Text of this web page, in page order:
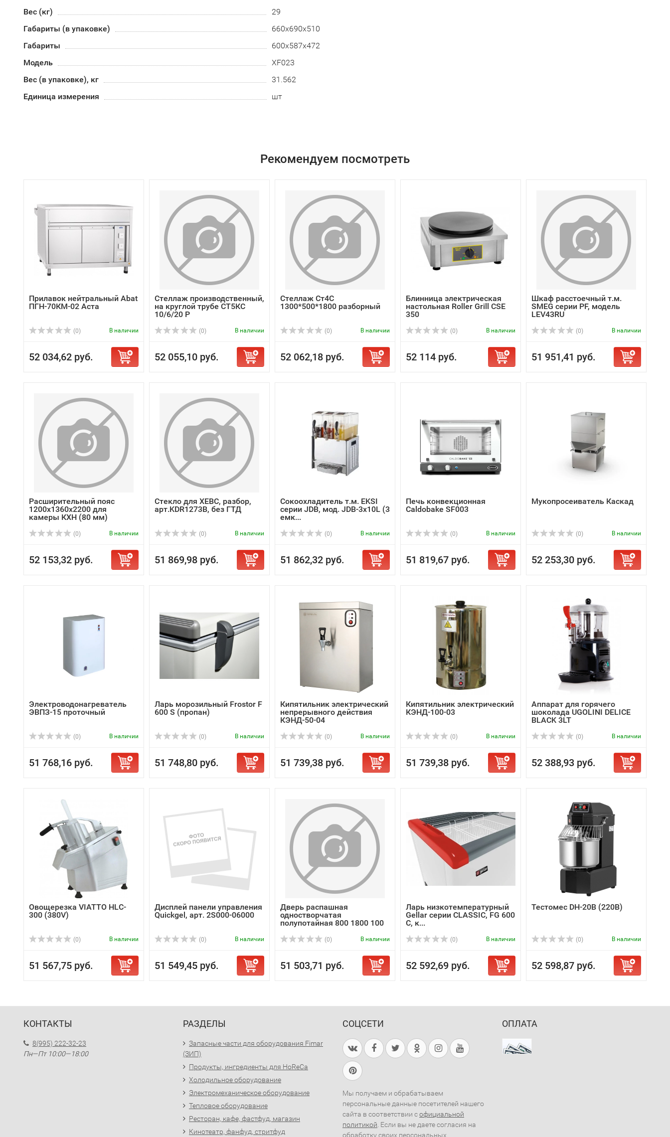
Вес (кг)
29
Габариты (в упаковке)
660х690х510
Габариты
600х587х472
Модель
XF023
Вес (в упаковке), кг
31.562
Единица измерения
шт
Рекомендуем посмотреть
Прилавок нейтральный Abat
ПГН-70КМ-02 Аста
(0) В наличии
52 034,62 руб.
Стеллаж производственный,
на круглой трубе СТ5КС
10/6/20 Р
(0) В наличии
52 055,10 руб.
Стеллаж Ст4С
1300*500*1800 разборный
(0) В наличии
52 062,18 руб.
Блинница электрическая
настольная Roller Grill CSE
350
(0) В наличии
52 114 руб.
Шкаф расстоечный т.м.
SMEG серии PF, модель
LEV43RU
(0) В наличии
51 951,41 руб.
Расширительный пояс
1200х1360х2200 для
камеры КХН (80 мм)
(0) В наличии
52 153,32 руб.
Стекло для XEBC, разбор,
арт.KDR1273B, без ГТД
(0) В наличии
51 869,98 руб.
Сокоохладитель т.м. EKSI
серии JDB, мод. JDB-3x10L (3
емк...
(0) В наличии
51 862,32 руб.
Печь конвекционная
Caldobake SF003
(0) В наличии
51 819,67 руб.
Мукопросеиватель Каскад
(0) В наличии
52 253,30 руб.
Электроводонагреватель
ЭВПЗ-15 проточный
(0) В наличии
51 768,16 руб.
Ларь морозильный Frostor F
600 S (пропан)
(0) В наличии
51 748,80 руб.
Кипятильник электрический
непрерывного действия
КЭНД-50-04
(0) В наличии
51 739,38 руб.
Кипятильник электрический
КЭНД-100-03
(0) В наличии
51 739,38 руб.
Аппарат для горячего
шоколада UGOLINI DELICE
BLACK 3LT
(0) В наличии
52 388,93 руб.
Овощерезка VIATTO HLC-
300 (380V)
(0) В наличии
51 567,75 руб.
Дисплей панели управления
Quickgel, арт. 2S000-06000
(0) В наличии
51 549,45 руб.
Дверь распашная
одностворчатая
полупотайная 800 1800 100
(0) В наличии
51 503,71 руб.
Ларь низкотемпературный
Gellar серии CLASSIC, FG 600
C, к...
(0) В наличии
52 592,69 руб.
Тестомес DH-20B (220В)
(0) В наличии
52 598,87 руб.
КОНТАКТЫ
8(995) 222-32-23
Пн—Пт 10:00—18:00
РАЗДЕЛЫ
Запасные части для оборудования Fimar
(ЗИП)
Продукты, ингредиенты для HoReCa
Холодильное оборудование
Электромеханическое оборудование
Тепловое оборудование
Ресторан, кафе, фастфуд, магазин
Кинотеатр, фанфуд, стритфуд
СОЦСЕТИ
Мы получаем и обрабатываем
персональные данные посетителей нашего
сайта в соответствии софициальной
политикой . Если вы не даете согласия на
обработку своих персональных
ОПЛАТА